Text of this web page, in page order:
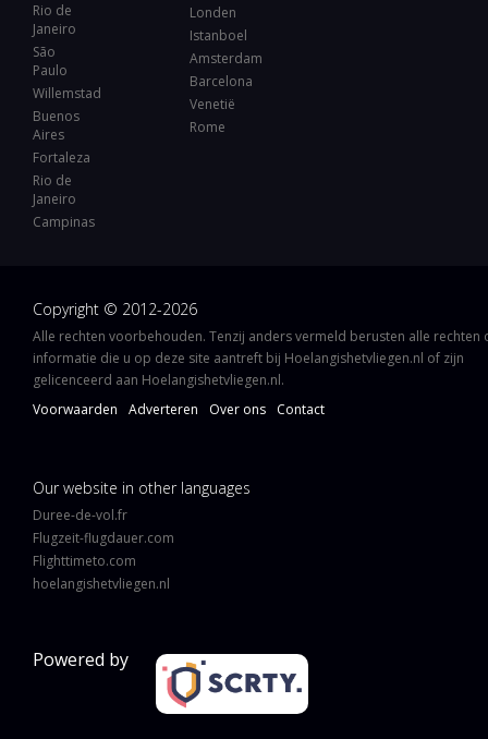
Rio de
Janeiro
São
Paulo
Willemstad
Buenos
Aires
Fortaleza
Rio de
Janeiro
Campinas
Londen
Istanboel
Amsterdam
Barcelona
Venetië
Rome
Copyright © 2012-2026
Alle rechten voorbehouden. Tenzij anders vermeld berusten alle rechten
informatie die u op deze site aantreft bij Hoelangishetvliegen.nl of zijn
gelicenceerd aan Hoelangishetvliegen.nl.
Voorwaarden
Adverteren Over ons Contact
Our website in other languages
Duree-de-vol.fr
Flugzeit-flugdauer.com
Flighttimeto.com
hoelangishetvliegen.nl
Powered by